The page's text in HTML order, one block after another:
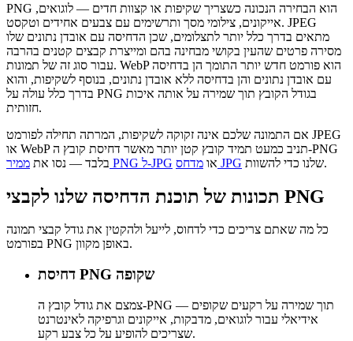
PNG הוא הבחירה הנכונה כשצריך שקיפות או קצוות חדים — לוגואים,
אייקונים, צילומי מסך ותרשימים עם צבעים אחידים וטקסט. JPEG
מתאים בדרך כלל יותר לתצלומים, שכן הדחיסה עם אובדן נתונים שלו
מסירה פרטים שהעין בקושי מבחינה בהם ומייצרת קבצים קטנים בהרבה
עבור סוג זה של תמונות. WebP הוא פורמט חדש יותר התומך הן בדחיסה
עם אובדן נתונים והן בדחיסה ללא אובדן נתונים, בנוסף לשקיפות, והוא
בדרך כלל עולה על PNG בגודל הקובץ תוך שמירה על אותה איכות
חזותית.
אם התמונה שלכם אינה זקוקה לשקיפות, המרתה תחילה לפורמט JPEG
או WebP תניב כמעט תמיד קובץ קטן יותר מאשר דחיסת קובץ ה-PNG
בלבד — נסו את
ממיר PNG ל-JPG או מדחס JPG שלנו כדי להשוות.
תכונות של תוכנת הדחיסה שלנו לקבצי PNG
כל מה שאתם צריכים כדי לדחוס, לייעל ולהקטין את גודל קבצי תמונה
בפורמט PNG באופן מקוון.
דחיסת PNG שקופה
צמצם את גודל קובץ ה-PNG תוך שמירה על רקעים שקופים —
אידיאלי עבור לוגואים, מדבקות, אייקונים וגרפיקה לאינטרנט
שצריכים להופיע על כל צבע רקע.